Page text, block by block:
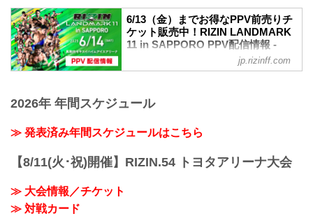
※オープニングファイトは12:30開始予定
終了予定時間
19:00〜20:00頃
※試合内容、イベント進行によって終了
予定時間が前後することがありますので
ご了承ください。
真駒内セキスイハイムアイスアリーナ
約25分
「上町1丁目」バス停留所 徒歩約5分
RIZIN MMAルール：5分3R（66.0kg）
ヴガール・ケラモフ vs. 木村柊也
第14試合／堀江圭功 vs. 西川大和
RIZIN MMAルール：5分3R（71.0kg）
RIZIN MMAルール：5分3R（66.0kg）
第12試合／山本空良 vs. 鈴木博昭
6/13（金）までお得なPPV前売りチ
ケット販売中！RIZIN LANDMARK
11 in SAPPORO PPV配信情報 -
RIZIN FIGHTING FEDERATION オ
フィシャルサイト
PPV配信チケットが、5月26日（月）12
NEXT、RIZIN LIVEにて販売がスタート
するぞ！
お得なPPV前売りチケットは、大会前日
の6月13日（金）23:59まで販売！
jp.rizinff.com
2026年 年間スケジュール
≫ 発表済み年間スケジュールはこちら
【8/11(火･祝)開催】RIZIN.54 トヨタアリーナ大会
≫ 大会情報／チケット
≫ 対戦カード